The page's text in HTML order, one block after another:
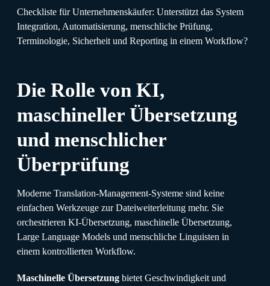
Checkliste für Unternehmenskäufer: Unterstützt das System
Integration, Automatisierung, menschliche Prüfung,
Terminologie, Sicherheit und Reporting in einem Workflow?
Die Rolle von KI,
maschineller Übersetzung
und menschlicher
Überprüfung
Moderne Translation-Management-Systeme sind keine
einfachen Werkzeuge zur Dateiweiterleitung mehr. Sie
orchestrieren KI-Übersetzung, maschinelle Übersetzung,
Large Language Models und menschliche Linguisten in
einem kontrollierten Workflow.
Maschinelle Übersetzung bietet Geschwindigkeit und